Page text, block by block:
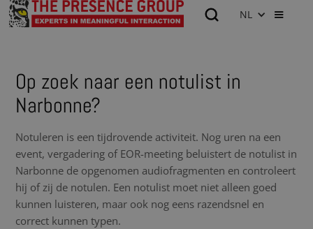
NL
Op zoek naar een notulist in
Narbonne?
Notuleren is een tijdrovende activiteit. Nog uren na een
event, vergadering of EOR-meeting beluistert de notulist in
Narbonne de opgenomen audiofragmenten en controleert
hij of zij de notulen. Een notulist moet niet alleen goed
kunnen luisteren, maar ook nog eens razendsnel en
correct kunnen typen.